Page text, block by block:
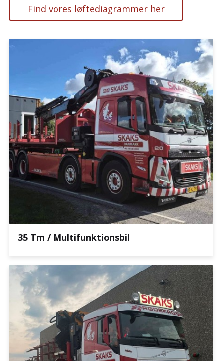
Find vores løftediagrammer her
35 Tm / Multifunktionsbil